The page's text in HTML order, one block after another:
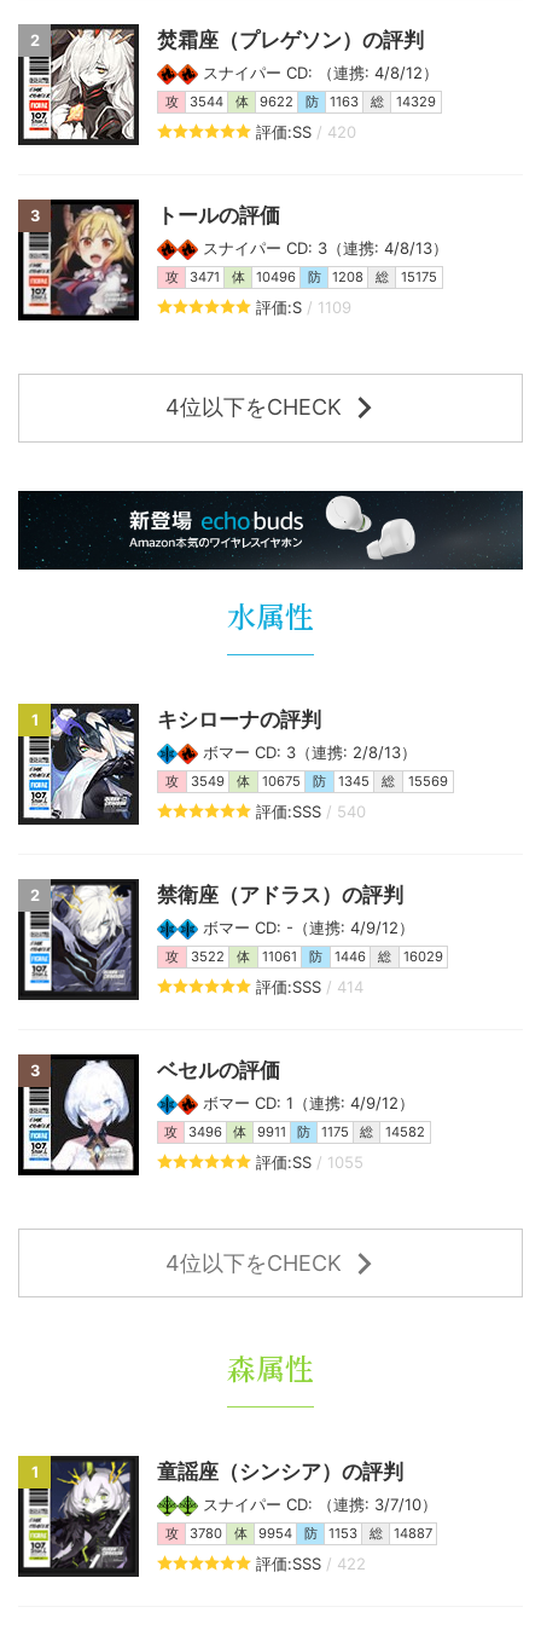
2 焚霜座（プレゲソン）の評判
スナイパー CD: （連携: 4/8/12）
攻 3544 体 9622 防 1163 総 14329
評価:SS / 420
3 トールの評価
スナイパー CD: 3（連携: 4/8/13）
攻 3471 体 10496 防 1208 総 15175
評価:S / 1109
4位以下をCHECK
水属性
1 キシローナの評判
ボマー CD: 3（連携: 2/8/13）
攻 3549 体 10675 防 1345 総 15569
評価:SSS / 540
2 禁衛座（アドラス）の評判
ボマー CD: -（連携: 4/9/12）
攻 3522 体 11061 防 1446 総 16029
評価:SSS / 414
3 ベセルの評価
ボマー CD: 1（連携: 4/9/12）
攻 3496 体 9911 防 1175 総 14582
評価:SS / 1055
4位以下をCHECK
森属性
1 童謡座（シンシア）の評判
スナイパー CD: （連携: 3/7/10）
攻 3780 体 9954 防 1153 総 14887
評価:SSS / 422